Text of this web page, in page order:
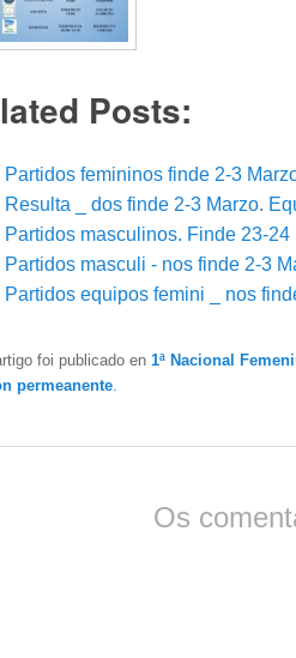
Posts:
Partidos femininos finde 2-3
Resulta _ dos finde 2-3 Marzo.
Partidos masculinos. Finde 23-24
Partidos masculi - nos finde 2-3
Partidos equipos femini _ nos
foi publicado en 1ª Nacional
permeanente
Os